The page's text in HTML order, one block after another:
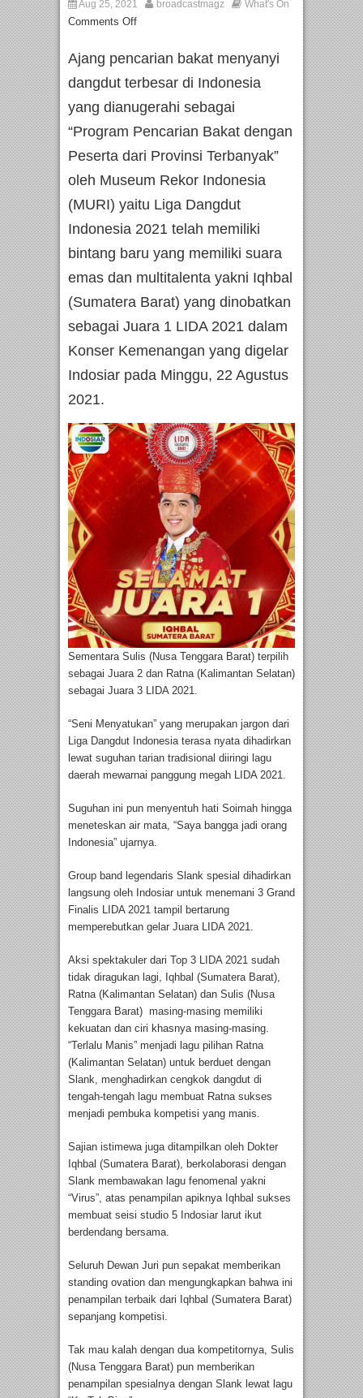
Aug 25, 2021 broadcastmagz What's On
Comments Off
Ajang pencarian bakat menyanyi
dangdut terbesar di Indonesia
yang dianugerahi sebagai
“Program Pencarian Bakat dengan
Peserta dari Provinsi Terbanyak”
oleh Museum Rekor Indonesia
(MURI) yaitu Liga Dangdut
Indonesia 2021 telah memiliki
bintang baru yang memiliki suara
emas dan multitalenta yakni Iqhbal
(Sumatera Barat) yang dinobatkan
sebagai Juara 1 LIDA 2021 dalam
Konser Kemenangan yang digelar
Indosiar pada Minggu, 22 Agustus
2021.
Sementara Sulis (Nusa Tenggara Barat) terpilih
sebagai Juara 2 dan Ratna (Kalimantan Selatan)
sebagai Juara 3 LIDA 2021.
“Seni Menyatukan” yang merupakan jargon dari
Liga Dangdut Indonesia terasa nyata dihadirkan
lewat suguhan tarian tradisional diiringi lagu
daerah mewarnai panggung megah LIDA 2021.
Suguhan ini pun menyentuh hati Soimah hingga
meneteskan air mata, “Saya bangga jadi orang
Indonesia” ujarnya.
Group band legendaris Slank spesial dihadirkan
langsung oleh Indosiar untuk menemani 3 Grand
Finalis LIDA 2021 tampil bertarung
memperebutkan gelar Juara LIDA 2021.
Aksi spektakuler dari Top 3 LIDA 2021 sudah
tidak diragukan lagi, Iqhbal (Sumatera Barat),
Ratna (Kalimantan Selatan) dan Sulis (Nusa
Tenggara Barat) masing-masing memiliki
kekuatan dan ciri khasnya masing-masing.
“Terlalu Manis” menjadi lagu pilihan Ratna
(Kalimantan Selatan) untuk berduet dengan
Slank, menghadirkan cengkok dangdut di
tengah-tengah lagu membuat Ratna sukses
menjadi pembuka kompetisi yang manis.
Sajian istimewa juga ditampilkan oleh Dokter
Iqhbal (Sumatera Barat), berkolaborasi dengan
Slank membawakan lagu fenomenal yakni
“Virus”, atas penampilan apiknya Iqhbal sukses
membuat seisi studio 5 Indosiar larut ikut
berdendang bersama.
Seluruh Dewan Juri pun sepakat memberikan
standing ovation dan mengungkapkan bahwa ini
penampilan terbaik dari Iqhbal (Sumatera Barat)
sepanjang kompetisi.
Tak mau kalah dengan dua kompetitornya, Sulis
(Nusa Tenggara Barat) pun memberikan
penampilan spesialnya dengan Slank lewat lagu